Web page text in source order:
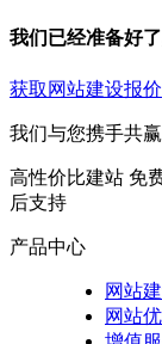
我们已经准备好
获取网站建设报价
我们与您携手共
高性价比建站 免
后支持
产品中心
网站
网站